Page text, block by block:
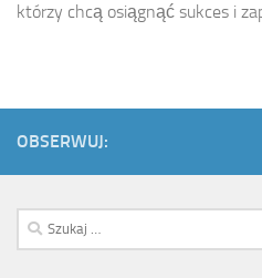
którzy chcą osiągnąć sukces i
OBSERWUJ:
Szukaj: